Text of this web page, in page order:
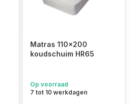
Matras 110x200
koudschuim HR65
Op voorraad
7 tot 10 werkdagen